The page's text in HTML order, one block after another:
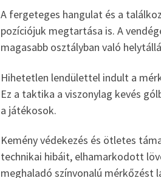
A fergeteges hangulat és a
pozíciójuk megtartása is. A
magasabb osztályban való
Hihetetlen lendülettel indult a
Ez a taktika a viszonylag kevés
a játékosok.
Kemény védekezés és ötletes
technikai hibáit, elhamarkodott
meghaladó színvonalú mérkőzést